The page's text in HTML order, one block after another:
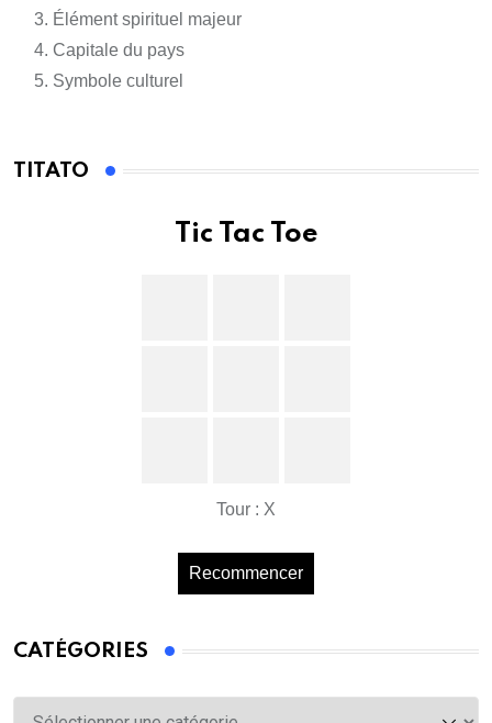
Élément spirituel majeur
Capitale du pays
Symbole culturel
TITATO
Tic Tac Toe
Tour : X
Recommencer
CATÉGORIES
Catégories